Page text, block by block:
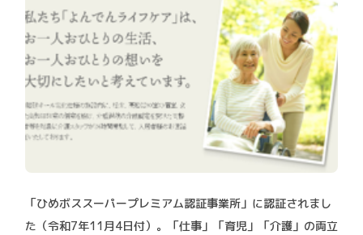
「ひめボススーパープレミアム認証事業所」に認証されまし
た（令和7年11月4日付）。「仕事」「育児」「介護」の両立